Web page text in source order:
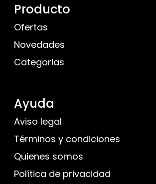
Producto
Ofertas
Novedades
Categorias
Ayuda
Aviso legal
Términos y condiciones
Quienes somos
Política de privacidad